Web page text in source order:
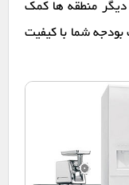
دیگر منطقه ها کمک
بودجه شما با کیفیت